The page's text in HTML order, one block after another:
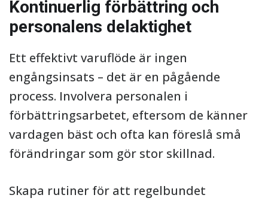
Kontinuerlig förbättring och
personalens delaktighet
Ett effektivt varuflöde är ingen
engångsinsats – det är en pågående
process. Involvera personalen i
förbättringsarbetet, eftersom de känner
vardagen bäst och ofta kan föreslå små
förändringar som gör stor skillnad.
Skapa rutiner för att regelbundet